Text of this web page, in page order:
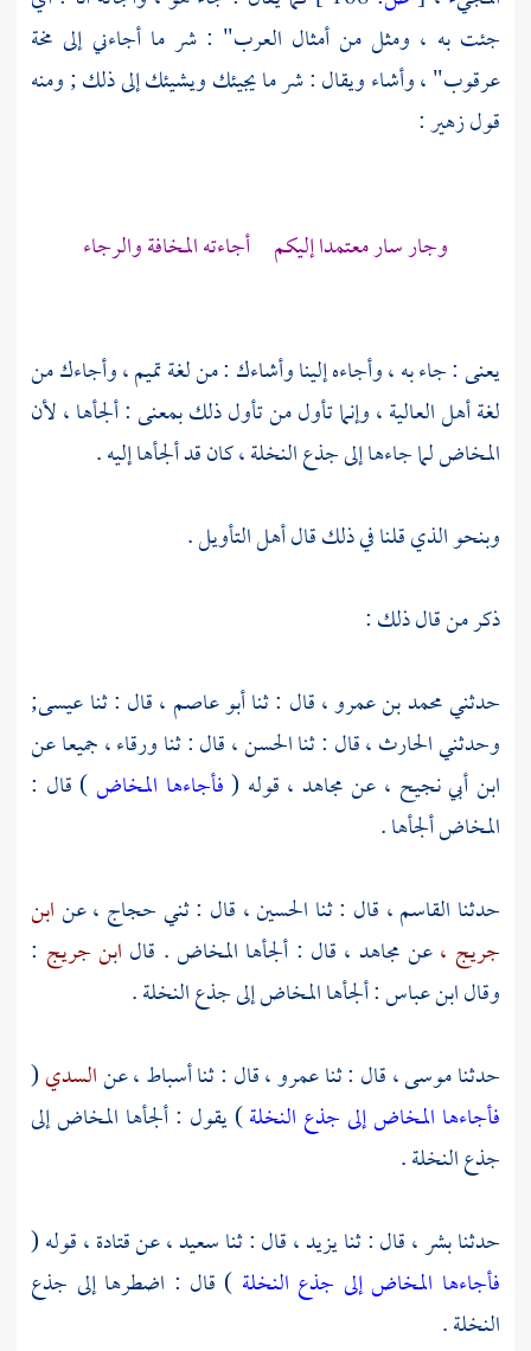
جئت به ، ومثل من أمثال العرب" : شر ما أجاءني إلى مخة
عرقوب" ، وأشاء ويقال : شر ما يجيئك ويشيئك إلى ذلك ; ومنه
قولزهير:
وجار سار معتمدا إليكم أجاءته المخافة والرجاء
يعنى : جاء به ، وأجاءه إلينا وأشاءك : من لغةتميم ،وأجاءك من
لغة أهل العالية ، وإنما تأول من تأول ذلك بمعنى : ألجأها ، لأن
المخاض لما جاءها إلى جذع النخلة ، كان قد ألجأها إليه .
وبنحو الذي قلنا في ذلك قال أهل التأويل .
ذكر من قال ذلك :
حدثنيمحمد بن عمرو ،قال : ثناأبو عاصم ،قال : ثناعيسى;
وحدثنيالحارث ،قال : ثناالحسن ،قال : ثناورقاء ،جميعا عن
ابن أبي نجيح ، عنمجاهد ، قوله (فأجاءها المخاض) قال :
المخاض ألجأها .
حدثنا القاسم ، قال : ثنا الحسين ، قال : ثنيحجاج ،عنابن
جريج ،عنمجاهد ، قال : ألجأها المخاض . قال ابن جريج :
وقالابن عباس: ألجأها المخاض إلى جذع النخلة .
حدثناموسى ،قال : ثناعمرو ،قال : ثناأسباط ،عنالسدي(
فأجاءها المخاض إلى جذع النخلة) يقول : ألجأها المخاض إلى
جذع النخلة .
حدثنابشر ،قال : ثنايزيد ،قال : ثناسعيد، عنقتادة ،قوله (
فأجاءها المخاض إلى جذع النخلة ) قال : اضطرها إلى جذع
النخلة .